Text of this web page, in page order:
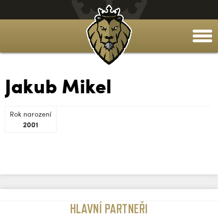
Jakub Mikel
Rok narození
2001
HLAVNÍ PARTNEŘI